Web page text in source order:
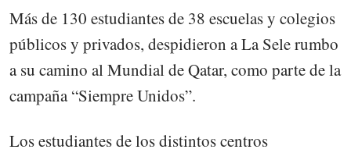
Más de 130 estudiantes de 38 escuelas y colegios
públicos y privados, despidieron a La Sele rumbo
a su camino al Mundial de Qatar, como parte de la
campaña “Siempre Unidos”.
Los estudiantes de los distintos centros